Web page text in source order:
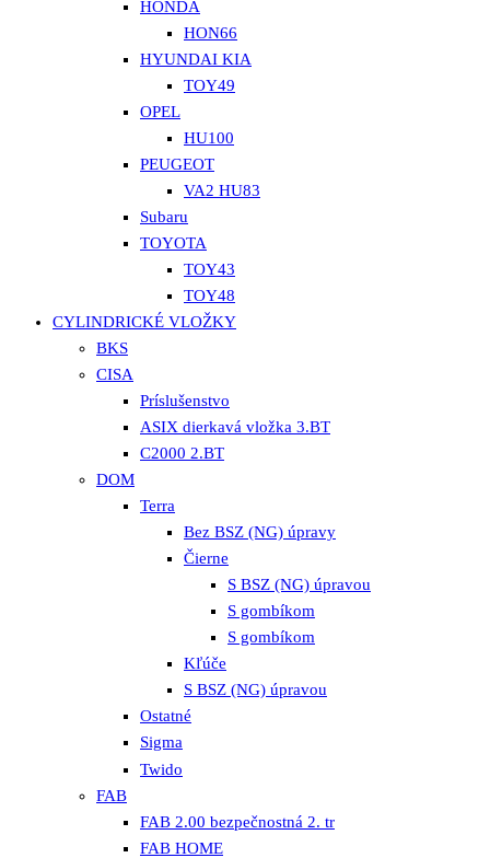
HONDA
HON66
HYUNDAI KIA
TOY49
OPEL
HU100
PEUGEOT
VA2 HU83
Subaru
TOYOTA
TOY43
TOY48
CYLINDRICKÉ VLOŽKY
BKS
CISA
Príslušenstvo
ASIX dierkavá vložka 3.BT
C2000 2.BT
DOM
Terra
Bez BSZ (NG) úpravy
Čierne
S BSZ (NG) úpravou
S gombíkom
S gombíkom
Kľúče
S BSZ (NG) úpravou
Ostatné
Sigma
Twido
FAB
FAB 2.00 bezpečnostná 2. tr
FAB HOME